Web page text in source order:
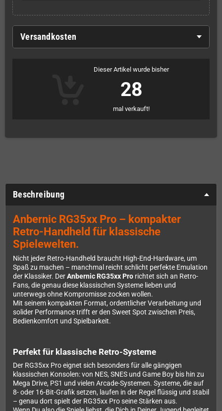
Versandkosten
Dieser Artikel wurde bisher
28
mal verkauft!
Beschreibung
Anbernic RG35xx Pro – kompakter
Retro-Handheld für klassische
Spielewelten.
Nicht jeder Retro-Handheld braucht High-End-Hardware, um
Spaß zu machen – manchmal reicht schlicht perfekte Emulation
der Klassiker. DerAnbernic RG35xx Pro richtet sich an Retro-
Fans, die genau diese klassischen Systeme lieben und
unterwegs ohne Kompromisse zocken wollen.
Mit seinem kompakten Format, ordentlicher Verarbeitung und
solider Performance trifft er den Sweet Spot zwischen Preis,
Bedienkomfort und Spielbarkeit.
Perfekt für klassische Retro-Systeme
Der RG35xx Pro eignet sich besonders für alle gängigen
klassischen Konsolen: von NES, SNES und Game Boy bis hin zu
Mega Drive, PS1 und vielen Arcade-Systemen. Systeme, die auf
8- oder 16-Bit-Grafik setzen, laufen in der Regel flüssig und stabil
– genau dort spielt der RG35xx Pro seine Stärken aus.